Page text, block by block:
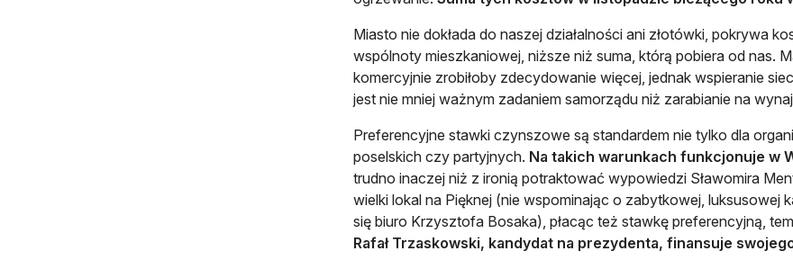
Miasto nie dokłada do naszej działalności ani złotówki, pokrywa
wspólnoty mieszkaniowej, niższe niż suma, którą pobiera od nas.
komercyjnie zrobiłoby zdecydowanie więcej, jednak wspieranie
jest nie mniej ważnym zadaniem samorządu niż zarabianie na
Preferencyjne stawki czynszowe są standardem nie tylko dla
poselskich czy partyjnych. Na takich warunkach funkcjonuje w
trudno inaczej niż z ironią potraktować wypowiedzi Sławomira
wielki lokal na Pięknej (nie wspominając o zabytkowej, luksusowej
się biuro Krzysztofa Bosaka), płacąc też stawkę preferencyjną,
Rafał Trzaskowski, kandydat na prezydenta, finansuje